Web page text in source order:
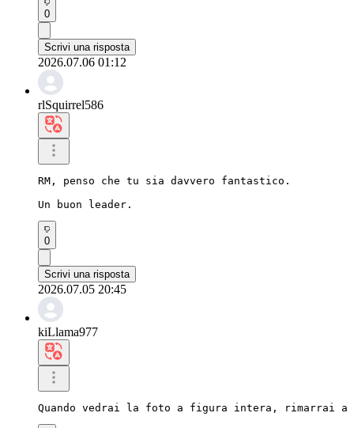
0
Scrivi una risposta
2026.07.06 01:12
rlSquirrel586
RM, penso che tu sia davvero fantastico.
Un buon leader.
0
Scrivi una risposta
2026.07.05 20:45
kiLlama977
Quando vedrai la foto a figura intera, rimarrai a